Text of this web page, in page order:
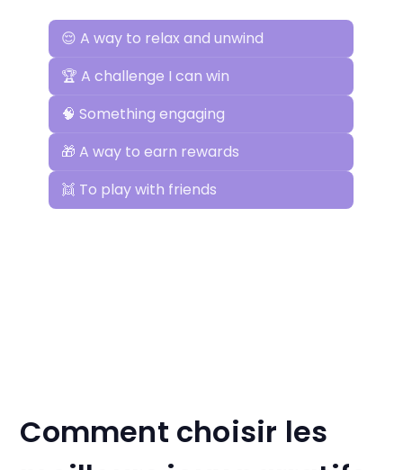
Comment choisir les